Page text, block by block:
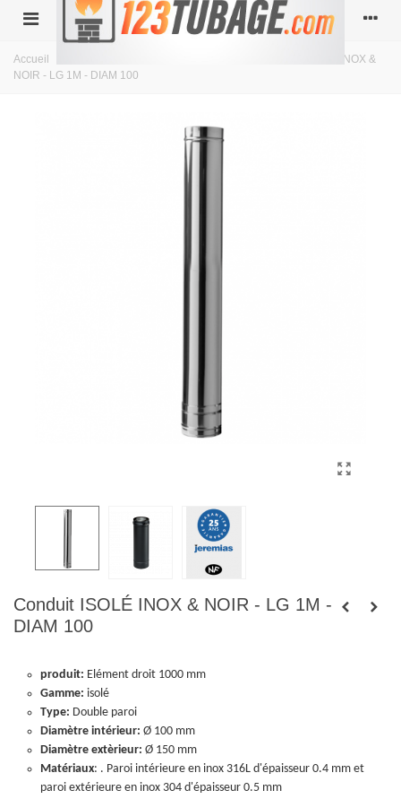
Accueil
Conduit ISOLÉ INOX &
NOIR - LG 1M - DIAM 100
Conduit ISOLÉ INOX & NOIR - LG 1M -
DIAM 100
produit: Elément droit 1000 mm
Gamme: isolé
Type: Double paroi
Diamètre intérieur: Ø 100 mm
Diamètre extèrieur: Ø 150 mm
Matériaux: . Paroi intérieure en inox 316L d'épaisseur 0.4 mm et
paroi extérieure en inox 304 d'épaisseur 0.5 mm